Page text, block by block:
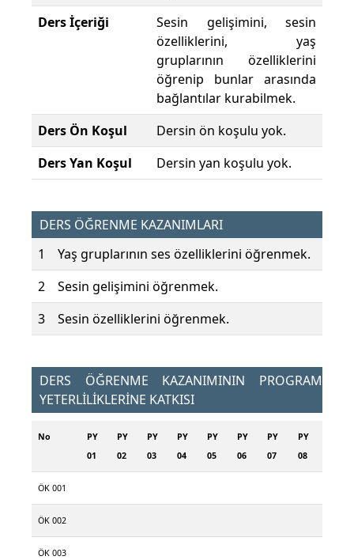
Ders İçeriği
Sesin gelişimini, sesin
özelliklerini, yaş
gruplarının özelliklerini
öğrenip bunlar arasında
bağlantılar kurabilmek.
Ders Ön Koşul
Dersin ön koşulu yok.
Ders Yan Koşul
Dersin yan koşulu yok.
DERS ÖĞRENME KAZANIMLARI
1
Yaş gruplarının ses özelliklerini öğrenmek.
2
Sesin gelişimini öğrenmek.
3
Sesin özelliklerini öğrenmek.
DERS ÖĞRENME KAZANIMININ PROGRAM
YETERLİLİKLERİNE KATKISI
No
PY
01
PY
02
PY
03
PY
04
PY
05
PY
06
PY
07
PY
08
ÖK 001
ÖK 002
ÖK 003